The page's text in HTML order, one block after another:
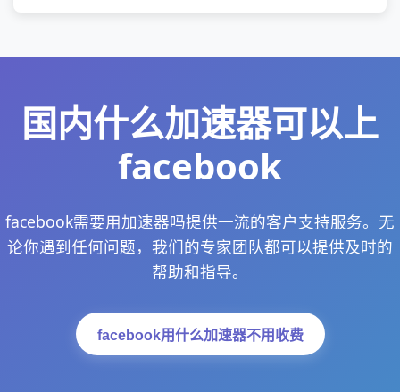
国内什么加速器可以上
facebook
facebook需要用加速器吗提供一流的客户支持服务。无
论你遇到任何问题，我们的专家团队都可以提供及时的
帮助和指导。
facebook用什么加速器不用收费